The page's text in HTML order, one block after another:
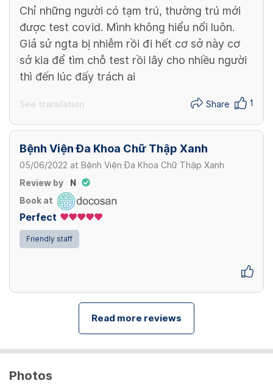
Chỉ những người có tạm trú, thường trú mới
được test covid. Mình không hiểu nổi luôn.
Giả sử ngta bị nhiễm rồi đi hết cơ sở này cơ
sở kia để tìm chỗ test rồi lây cho nhiều người
thì đến lúc đấy trách ai
See translation Share 1
Bệnh Viện Đa Khoa Chữ Thập Xanh
05/06/2022 at Bệnh Viện Đa Khoa Chữ Thập Xanh
Review by
N
Book at
Perfect
Friendly staff
Read more reviews
Photos